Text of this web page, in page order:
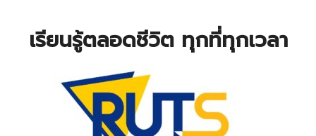
เรียนรู้ตลอดชีวิต ทุกที่ทุกเวลา